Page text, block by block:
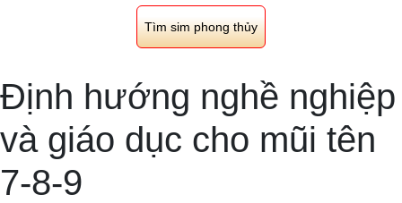
Định hướng nghề nghiệp
và giáo dục cho mũi tên
7-8-9